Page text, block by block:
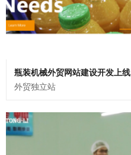
瓶装机械外贸网站建设开发上线
外贸独立站